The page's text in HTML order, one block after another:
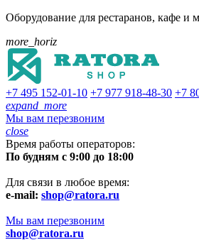
Оборудование для рестаранов, кафе и
more_horiz
+7 495 152-01-10 +7 977 918-48-30 +7
expand_more
Мы вам перезвоним
close
Время работы операторов:
По будням с 9:00 до 18:00
Для связи в любое время:
e-mail: shop@ratora.ru
Мы вам перезвоним
shop@ratora.ru